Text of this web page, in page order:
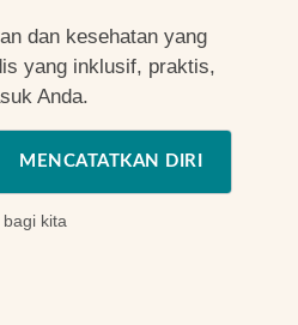
dan kesehatan yang
yang inklusif, praktis,
Anda.
MENCATATKAN DIRI
kita